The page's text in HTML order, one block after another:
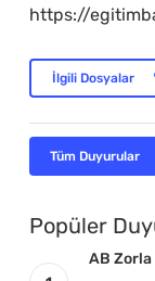
https://
İlgili Dosyalar
Tüm Duyurular
Popüler
AB Zorla